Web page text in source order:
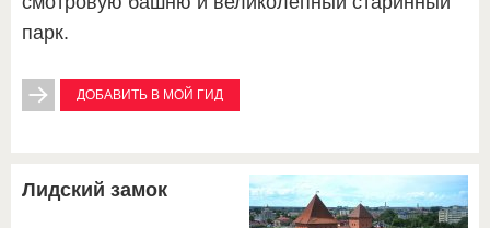
парк.
ДОБАВИТЬ В МОЙ ГИД
Лидский замок